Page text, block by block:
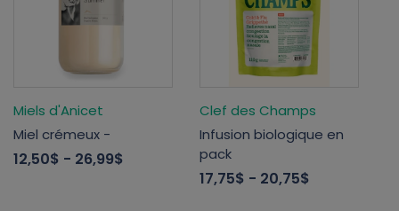
Miels d'Anicet
Miel crémeux -
12,50$ - 26,99$
Clef des Champs
Infusion biologique en
pack
17,75$ - 20,75$